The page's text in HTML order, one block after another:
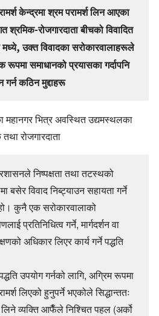
केन्द्रमा श्रम परामर्श लिन आएका
श्रमिक-रोजगारदाता बीचको विवादित
मध्ये, उक्त विवादका सरोकारवालाहरूले
रूपमा समाधानको प्रयासका गर्दापनि
गर्न कठिन मुद्दाहरू
महानगर भित्र अवस्थित उद्यमस्थलका
रोजगारदाता
निष्पक्षता तथा तटस्थको
बसेर विवाद निब्ट्याउन सहायता गर्ने
कुनै एक सरोकारवालाको
प्रतिनिधित्व गर्ने, मार्गदर्शन वा
अधिकार लिएर कार्य गर्ने पद्धति
उपयोग गर्नको लागि, अग्रिम रूपमा
लिएको हुनुपर्ने भएकोले सिद्धान्ततः
लिने व्यक्ति आफैँले निश्चित पहल (अर्को